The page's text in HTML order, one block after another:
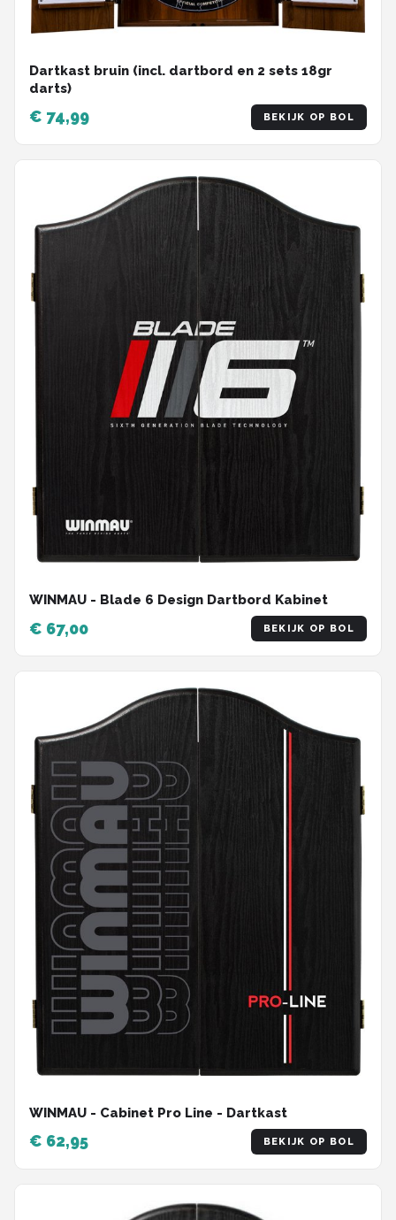
Dartkast bruin (incl. dartbord en 2 sets 18gr
darts)
€ 74,99 BEKIJK OP BOL
WINMAU - Blade 6 Design Dartbord Kabinet
€ 67,00 BEKIJK OP BOL
WINMAU - Cabinet Pro Line - Dartkast
€ 62,95 BEKIJK OP BOL